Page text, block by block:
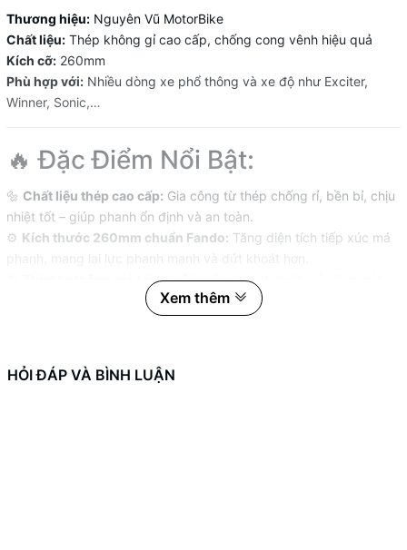
Thương hiệu: Nguyên Vũ MotorBike
Chất liệu: Thép không gỉ cao cấp, chống cong vênh hiệu quả
Kích cỡ: 260mm
Phù hợp với: Nhiều dòng xe phổ thông và xe độ như Exciter,
Winner, Sonic,…
🔥 Đặc Điểm Nổi Bật:
🔩 Chất liệu thép cao cấp: Gia công từ thép chống rỉ, bền bỉ, chịu
nhiệt tốt – giúp phanh ổn định và an toàn.
⚙️ Kích thước 260mm chuẩn Fando: Tăng diện tích tiếp xúc má
phanh, mang lại lực phanh mạnh và dứt khoát hơn.
Thiết kế thông gió tối ưu:Các rãnh thoát nhiệt giúp làm mát
nhanh, hạn chế hiện tượng bó phanh.
Lắp vừa nhiều loại xe phổ thông, dễ dàng
Xem thêm
HỎI ĐÁP VÀ BÌNH LUẬN